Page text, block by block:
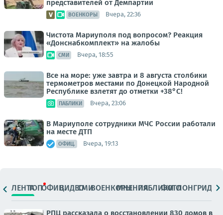
представителей от Демпартии
ВОЕНКОРЫ Вчера, 22:36
Чистота Мариуполя под вопросом? Реакция
«Донснабкомплект» на жалобы
СМИ Вчера, 18:55
Все на море: уже завтра и 8 августа столбики
термометров местами по Донецкой Народной
Республике взлетят до отметки +38°C!
ПАБЛИКИ Вчера, 23:06
В Мариуполе сотрудники МЧС России работали
на месте ДТП
ОФИЦ. Вчера, 19:13
ЛЕНТАТОПОФИЦ.ВИДЕОСМИВОЕНКОРЫМНЕНИЯПАБЛИКИ
ФОТОЛОНГРИДЫ
РПЦ рассказала о восстановлении 830 домов в